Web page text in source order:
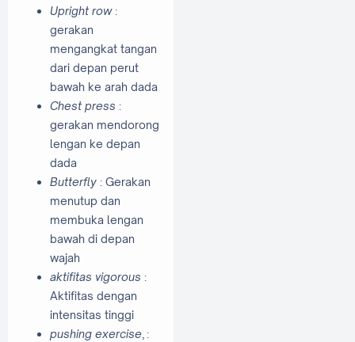
Upright row :
gerakan
mengangkat tangan
dari depan perut
bawah ke arah dada
Chest press :
gerakan mendorong
lengan ke depan
dada
Butterfly : Gerakan
menutup dan
membuka lengan
bawah di depan
wajah
aktifitas vigorous :
Aktifitas dengan
intensitas tinggi
pushing exercise , :